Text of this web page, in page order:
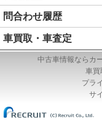
問合わせ履歴
車買取・車査定
中古車情報ならカ
車買
プラ
サ